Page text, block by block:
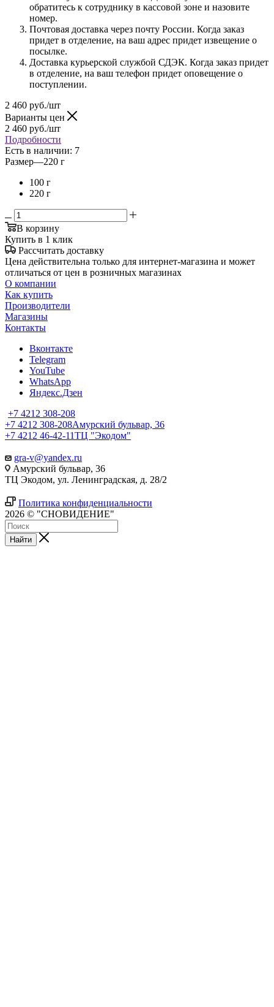
обратитесь к сотруднику в кассовой зоне и назовите
номер.
Почтовая доставка через почту России. Когда заказ
придет в отделение, на ваш адрес придет извещение о
посылке.
Доставка курьерской службой СДЭК. Когда заказ придет
в отделение, на ваш телефон придет оповещение о
поступлении.
2 460 руб./шт
Варианты цен
2 460 руб./шт
Подробности
Есть в наличии: 7
Размер—220 г
100 г
220 г
В корзину
Купить в 1 клик
Рассчитать доставку
Цена действительна только для интернет-магазина и может
отличаться от цен в розничных магазинах
О компании
Как купить
Производители
Магазины
Контакты
Вконтакте
Telegram
YouTube
WhatsApp
Яндекс.Дзен
+7 4212 308-208
+7 4212 308-208Амурский бульвар, 36
+7 4212 46-42-11ТЦ "Экодом"
gra-v@yandex.ru
Амурский бульвар, 36
ТЦ Экодом, ул. Ленинградская, д. 28/2
Политика конфиденциальности
2026 © "СНОВИДЕНИЕ"
Найти